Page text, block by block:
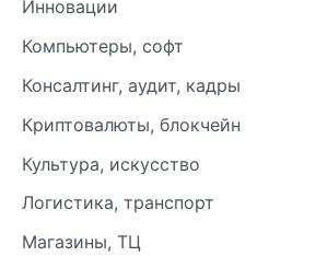
Инновации
Компьютеры, софт
Консалтинг, аудит, кадры
Криптовалюты, блокчейн
Культура, искусство
Логистика, транспорт
Магазины, ТЦ